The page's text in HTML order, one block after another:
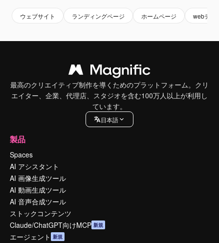
ウェブサイト ランディングページ ホームページ webテン
最高のクリエイティブ制作を導くためのプラットフォーム。クリ
エイター、企業、代理店、スタジオを含む100万人以上が利用し
ています。
日本語
製品
Spaces
AI アシスタント
AI 画像生成ツール
AI 動画生成ツール
AI 音声合成ツール
ストックコンテンツ
Claude/ChatGPT向けMCP 新規
エージェント 新規